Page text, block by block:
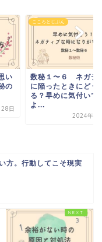
い
の
日
こころとじぶん
数秘１〜６ ネガテ
に陥ったときにどう
る？早めに気付いて
よ...
2024年11
方。行動してこそ現実